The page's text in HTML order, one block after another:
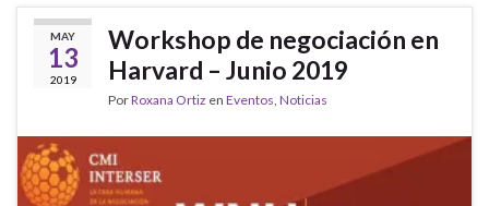
MAY
13
2019
Workshop de negociación en
Harvard – Junio 2019
PorRoxana Ortiz en Eventos, Noticias